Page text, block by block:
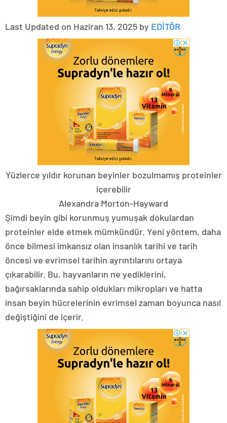
Last Updated on Haziran 13, 2025 by EDİTÖR
Yüzlerce yıldır korunan beyinler bozulmamış proteinler
içerebilir
Alexandra Morton-Hayward
Şimdi beyin gibi korunmuş yumuşak dokulardan
proteinler elde etmek mümkündür. Yeni yöntem, daha
önce bilmesi imkansız olan insanlık tarihi ve tarih
öncesi ve evrimsel tarihin ayrıntılarını ortaya
çıkarabilir. Bu, hayvanların ne yediklerini,
bağırsaklarında sahip oldukları mikropları ve hatta
insan beyin hücrelerinin evrimsel zaman boyunca nasıl
değiştiğini de içerir.